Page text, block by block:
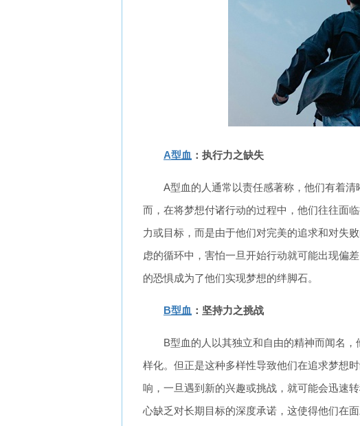
A型血 ：执行力之缺失
A型血的人通常以责任感著称，他们有着
而，在将梦想付诸行动的过程中，他们往往面
力或目标，而是由于他们对完美的追求和对失
虑的循环中，害怕一旦开始行动就可能出现偏
的恐惧成为了他们实现梦想的绊脚石。
B型血 ：坚持力之挑战
B型血的人以其独立和自由的精神而闻名
样化。但正是这种多样性导致他们在追求梦想
响，一旦遇到新的兴趣或挑战，就可能会迅速
心缺乏对长期目标的深度承诺，这使得他们在